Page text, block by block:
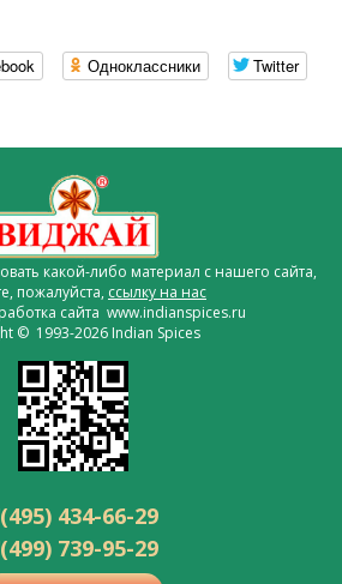
Одноклассники
Twitter
какой-либо материал с нашего сайта,
пожалуйста, ссылку на нас
сайта www.indianspices.ru
© 1993-2026 Indian Spices
434-66-29
739-95-29